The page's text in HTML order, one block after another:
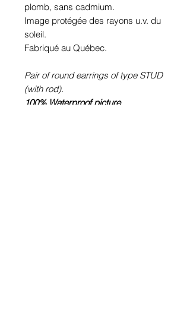
plomb, sans cadmium.
Image protégée des rayons u.v. du
soleil.
Fabriqué au Québec.
Pair of round earrings of type STUD
(with rod).
100% Waterproof picture.